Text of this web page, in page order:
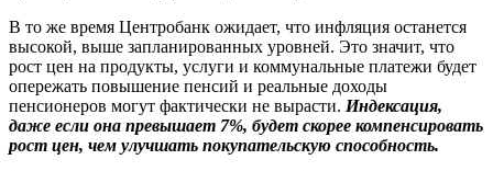
В то же время Центробанк ожидает, что инфляция останется
высокой, выше запланированных уровней. Это значит, что
рост цен на продукты, услуги и коммунальные платежи будет
опережать повышение пенсий и реальные доходы
пенсионеров могут фактически не вырасти. Индексация,
даже если она превышает 7%, будет скорее компенсировать
рост цен, чем улучшать покупательскую способность.